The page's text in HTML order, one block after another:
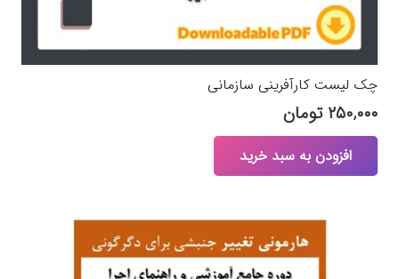
چک لیست کارآفرینی سازمانی
۲۵۰,۰۰۰ تومان
افزودن به سبد خرید